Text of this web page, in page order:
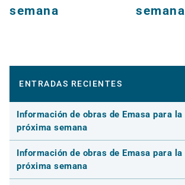
semana
semana
ENTRADAS RECIENTES
Información de obras de Emasa para la
próxima semana
Información de obras de Emasa para la
próxima semana